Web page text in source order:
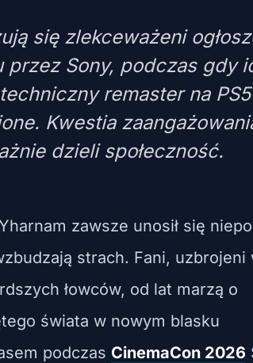
się zlekceważeni
przez Sony, podczas gdy
remaster na PS5
Kwestia
dzieli społeczność.
zawsze unosił się
strach. Fani, uzbrojeni
łowców, od lat marzą o
świata w nowym blasku
podczas CinemaCon 2026